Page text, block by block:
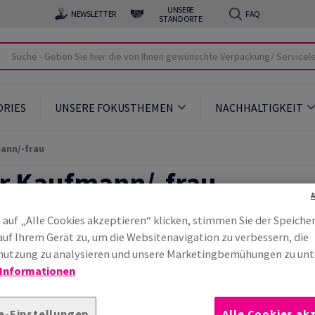
NEWSLETTER
UNSERE
STANDORTE
FAQ
UNSERE FOKUSTHEMEN NACHHALTIGKEIT
frau
Kaufmann/-frau
bist du die Nahtstelle zwischen
auf „Alle Cookies akzeptieren“ klicken, stimmen Sie der
Ihrem Gerät zu, um die Websitenavigation zu verbessern, die
zu analysieren und unsere Marketingbemühungen zu